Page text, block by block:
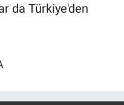
da Türkiye'den